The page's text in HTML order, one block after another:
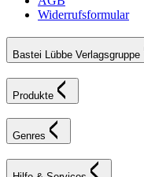
Widerrufsformular
Bastei Lübbe Verlagsgruppe
Produkte
Genres